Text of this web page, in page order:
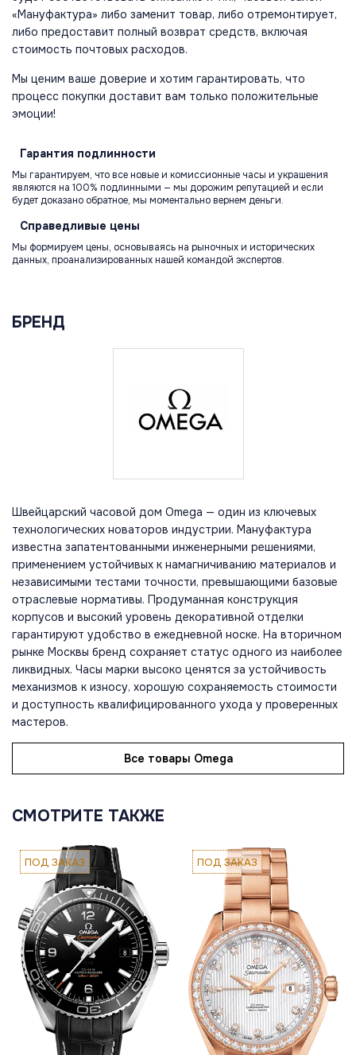
«Мануфактура» либо заменит товар, либо отремонтирует,
либо предоставит полный возврат средств, включая
стоимость почтовых расходов.
Мы ценим ваше доверие и хотим гарантировать, что
процесс покупки доставит вам только положительные
эмоции!
Гарантия подлинности
Мы гарантируем, что все новые и комиссионные часы и украшения
являются на 100% подлинными — мы дорожим репутацией и если
будет доказано обратное, мы моментально вернем деньги.
Справедливые цены
Мы формируем цены, основываясь на рыночных и исторических
данных, проанализированных нашей командой экспертов.
БРЕНД
Швейцарский часовой дом Omega — один из ключевых
технологических новаторов индустрии. Мануфактура
известна запатентованными инженерными решениями,
применением устойчивых к намагничиванию материалов и
независимыми тестами точности, превышающими базовые
отраслевые нормативы. Продуманная конструкция
корпусов и высокий уровень декоративной отделки
гарантируют удобство в ежедневной носке. На вторичном
рынке Москвы бренд сохраняет статус одного из наиболее
ликвидных. Часы марки высоко ценятся за устойчивость
механизмов к износу, хорошую сохраняемость стоимости
и доступность квалифицированного ухода у проверенных
мастеров.
Все товары Omega
СМОТРИТЕ ТАКЖЕ
ПОД ЗАКАЗ ПОД ЗАКАЗ